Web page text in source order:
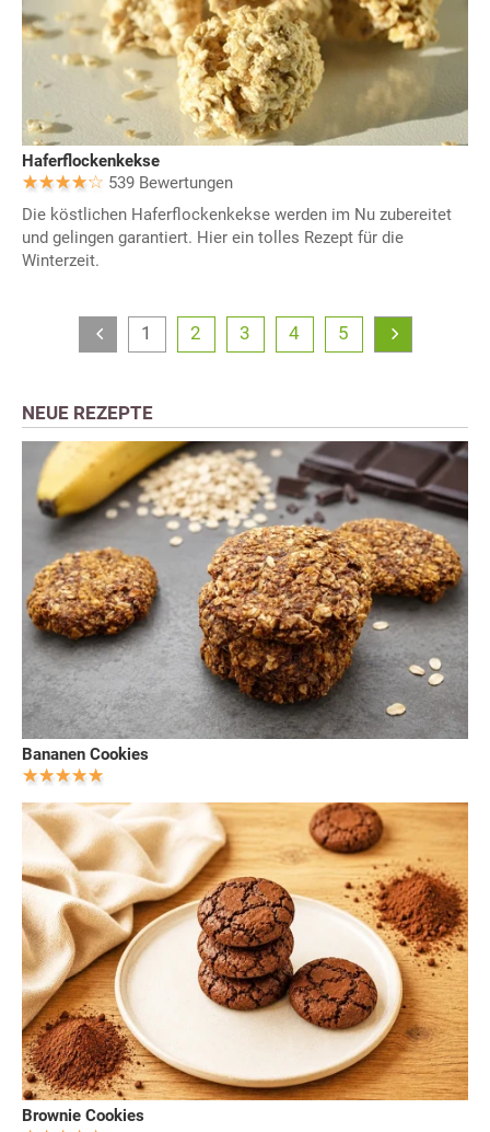
Haferflockenkekse
539 Bewertungen
Die köstlichen Haferflockenkekse werden im Nu zubereitet
und gelingen garantiert. Hier ein tolles Rezept für die
Winterzeit.
1 2 3 4 5
NEUE REZEPTE
Bananen Cookies
Brownie Cookies